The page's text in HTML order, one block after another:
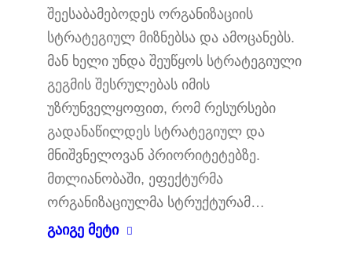
შეესაბამებოდეს ორგანიზაციის
სტრატეგიულ მიზნებსა და ამოცანებს.
მან ხელი უნდა შეუწყოს სტრატეგიული
გეგმის შესრულებას იმის
უზრუნველყოფით, რომ რესურსები
გადანაწილდეს სტრატეგიულ და
მნიშვნელოვან პრიორიტეტებზე.
მთლიანობაში, ეფექტურმა
ორგანიზაციულმა სტრუქტურამ…
გაიგე მეტი